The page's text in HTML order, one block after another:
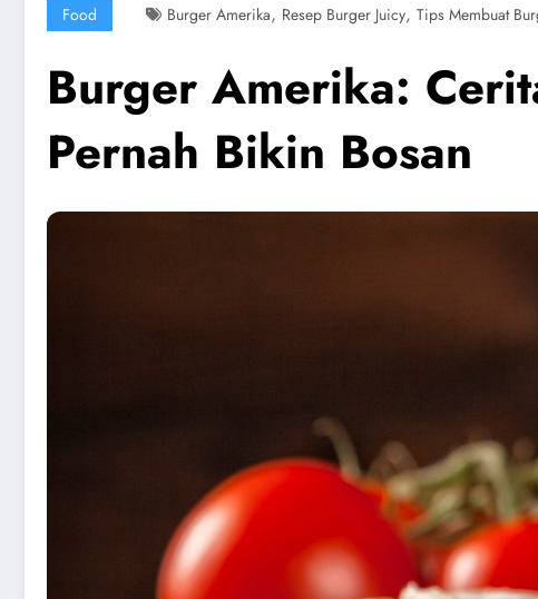
Food Burger Amerika, Resep Burger Juicy, Tips Membuat
Burger Amerika:
Pernah Bikin Bosan